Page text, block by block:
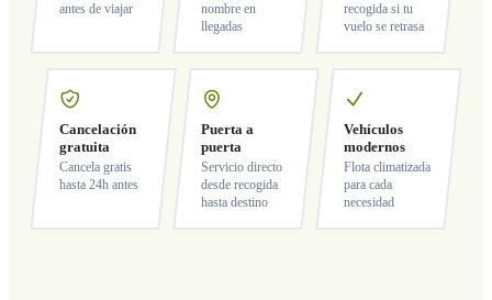
antes de viajar
nombre en
llegadas
recogida si tu
vuelo se retrasa
Cancelación
gratuita
Cancela gratis
hasta 24h antes
Puerta a
puerta
Servicio directo
desde recogida
hasta destino
Vehículos
modernos
Flota climatizada
para cada
necesidad